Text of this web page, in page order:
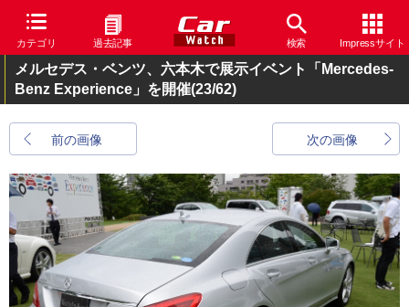
カテゴリ 過去記事 検索 Impressサイト
メルセデス・ベンツ、六本木で展示イベント「Mercedes-
Benz Experience」を開催(23/62)
前の画像 次の画像